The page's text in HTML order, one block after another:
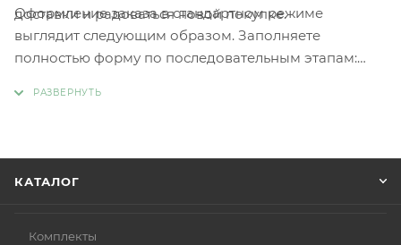
доставки и радоваться новой покупке.
Оформление заказа в стандартном режиме
выглядит следующим образом. Заполняете
полностью форму по последовательным этапам:
КАТАЛОГ
Комплекты